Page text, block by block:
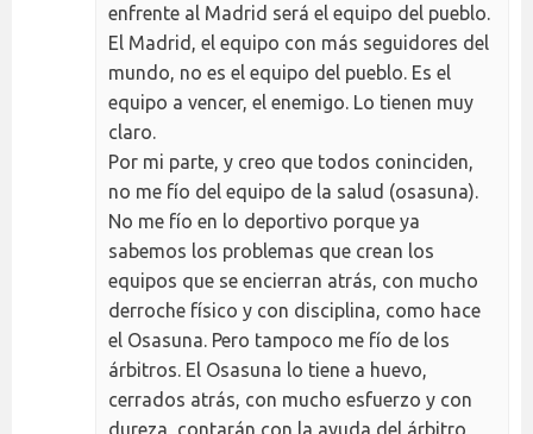
enfrente al Madrid será el equipo del pueblo.
El Madrid, el equipo con más seguidores del
mundo, no es el equipo del pueblo. Es el
equipo a vencer, el enemigo. Lo tienen muy
claro.
Por mi parte, y creo que todos coninciden,
no me fío del equipo de la salud (osasuna).
No me fío en lo deportivo porque ya
sabemos los problemas que crean los
equipos que se encierran atrás, con mucho
derroche físico y con disciplina, como hace
el Osasuna. Pero tampoco me fío de los
árbitros. El Osasuna lo tiene a huevo,
cerrados atrás, con mucho esfuerzo y con
dureza, contarán con la ayuda del árbitro,